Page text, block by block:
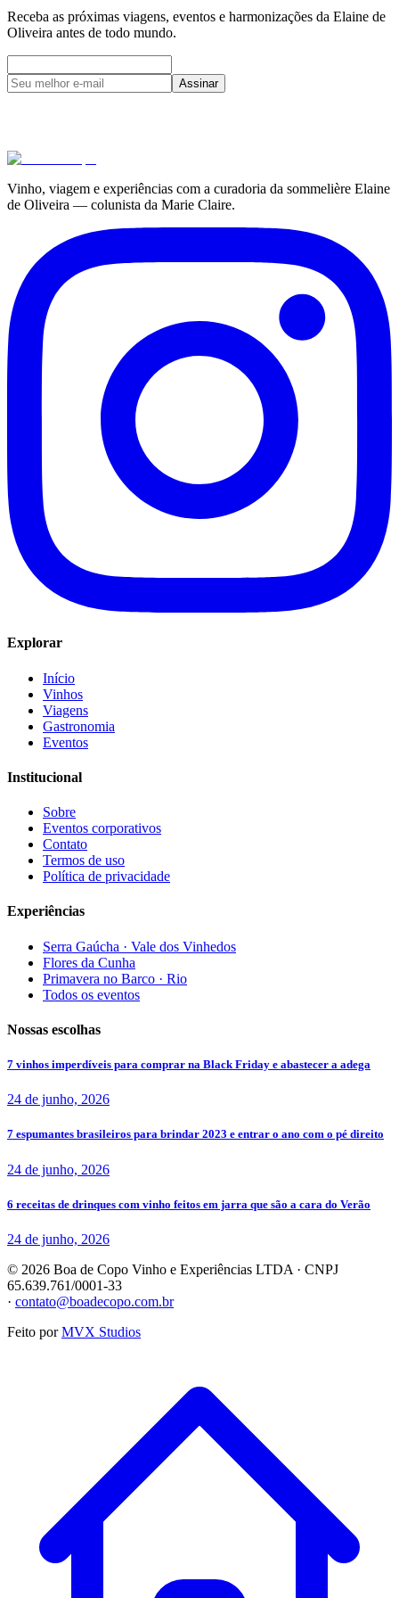
Receba as próximas viagens, eventos e harmonizações da Elaine de
Oliveira antes de todo mundo.
Assinar
Vinho, viagem e experiências com a curadoria da sommelière Elaine
de Oliveira — colunista da Marie Claire.
Explorar
Início
Vinhos
Viagens
Gastronomia
Eventos
Institucional
Sobre
Eventos corporativos
Contato
Termos de uso
Política de privacidade
Experiências
Serra Gaúcha · Vale dos Vinhedos
Flores da Cunha
Primavera no Barco · Rio
Todos os eventos
Nossas escolhas
7 vinhos imperdíveis para comprar na Black Friday e abastecer a adega
24 de junho, 2026
7 espumantes brasileiros para brindar 2023 e entrar o ano com o pé direito
24 de junho, 2026
6 receitas de drinques com vinho feitos em jarra que são a cara do Verão
24 de junho, 2026
© 2026 Boa de Copo Vinho e Experiências LTDA · CNPJ
65.639.761/0001-33
· contato@boadecopo.com.br
Feito por MVX Studios